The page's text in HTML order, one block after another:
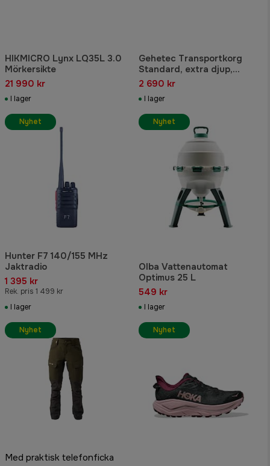
HIKMICRO Lynx LQ35L 3.0
Mörkersikte
21 990 kr
I lager
Gehetec Transportkorg
Standard, extra djup,
Varmförzinkad och
2 690 kr
I lager
Hunter F7 140/155 MHz
Jaktradio
1 395 kr
Rek. pris 1 499 kr
I lager
Nyhet
Olba Vattenautomat
Optimus 25 L
549 kr
I lager
Nyhet
Med praktisk telefonficka
Nyhet Nyhet